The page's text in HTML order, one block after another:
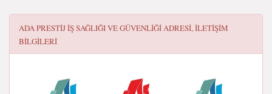
ADA PRESTIJ İŞ SAĞLIĞI VE GÜVENLIĞIADRESI, ILETIŞIM
BILGILERI